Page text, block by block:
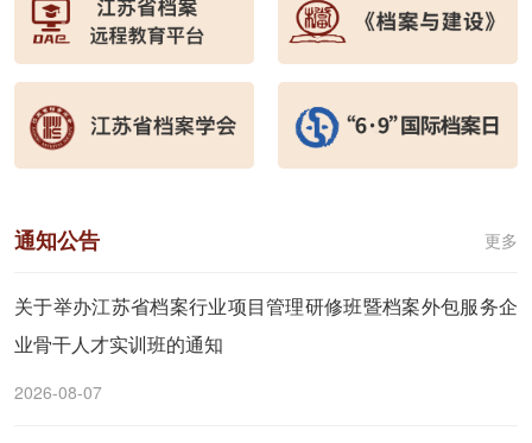
通知公告 更多
关于举办江苏省档案行业项目管理研修班暨档案外包服务企
业骨干人才实训班的通知
2026-08-07